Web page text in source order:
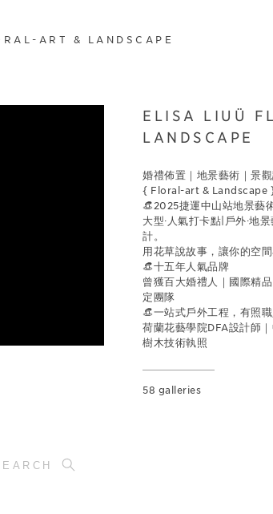
ART & LANDSCAPE
ELISA LIUÜ
LANDSCAPE
婚禮佈置｜地景藝術｜景
{ Floral-art & Landscape
👒2025捷運中山站地景藝
大型·人氣打卡點|戶外·地
計。
用花草說故事，讓你的空
👒十五年人氣品牌
曾獲百大婚禮人｜國際精
定團隊
👒一站式戶外工程，有照
荷蘭花藝學院DFA設計師
樹木技術執照
58 galleries